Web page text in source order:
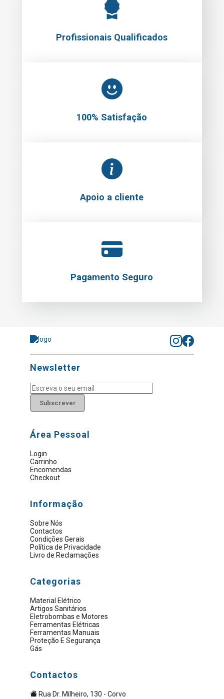
Profissionais Qualificados
100% Satisfação
Apoio a cliente
Pagamento Seguro
Newsletter
Subscrever
Área Pessoal
Login
Carrinho
Encomendas
Checkout
Informação
Sobre Nós
Contactos
Condições Gerais
Política de Privacidade
Livro de Reclamações
Categorias
Material Elétrico
Artigos Sanitários
Eletrobombas e Motores
Ferramentas Elétricas
Ferramentas Manuais
Proteção E Segurança
Gás
Contactos
Rua Dr. Milheiro, 130 - Corvo